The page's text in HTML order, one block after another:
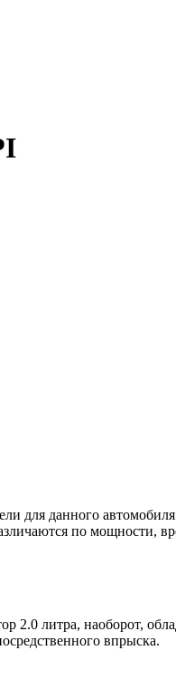
для данного
по мощности,
2.0 литра, наоборот,
впрыска.